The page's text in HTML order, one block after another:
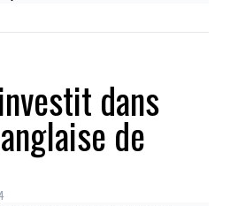
dans
de